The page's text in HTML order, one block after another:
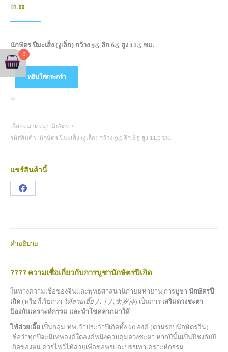
฿1.00
นักษัตร ปีมะเส็ง (งูเล็ก) กว้าง 9.5 ลึก 6.5 สูง 11.5 ซม.
หยิบใส่ตระกร้า
เลือกหมวดหมู่: นักษัตร
รหัสสินค้า: นักษัตร ปีมะเส็ง (งูเล็ก) กว้าง 9.5 ลึก 6.5 สูง 11.5 ซม.
แชร์สินค้านี้
Share
คำอธิบาย
???? ความเชื่อเกี่ยวกับการบูชานักษัตรปีเกิด
ในทางความเชื่อของจีนและพุทธศาสนานิกายมหายาน การบูชา นักษัตรปี
เกิด (หรือที่เรียกว่า ไท้ส่วยเอี๊ย 八十八太岁神) เป็นการ เสริมดวงชะตา
ป้องกันเคราะห์กรรม และนำโชคลาภมาให้
ไท้ส่วยเอี๊ย เป็นกลุ่มเทพเจ้าประจำปีเกิดทั้ง 60 องค์ (ตามรอบนักษัตรจีน)
เชื่อว่าทุกปีจะมีเทพองค์ใดองค์หนึ่งควบคุมดวงชะตา หากปีนั้นเป็นปีชงกับปี
เกิดของตน ควรไหว้ไท้ส่วยเพื่อขอพรและบรรเทาเคราะห์กรรม
0